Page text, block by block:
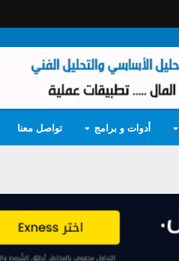
أدوات و برامج تواصل معنا